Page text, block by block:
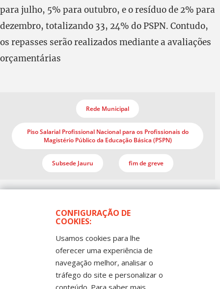
CONFIGURAÇÃO DE
COOKIES:
Usamos cookies para lhe
oferecer uma experiência de
navegação melhor, analisar o
tráfego do site e personalizar o
conteúdo. Para saber mais
para julho, 5% para outubro, e o resíduo de 2% para
dezembro, totalizando 33, 24% do PSPN. Contudo,
os repasses serão realizados mediante a avaliações
orçamentárias
Rede Municipal
Piso Salarial Profissional Nacional para os Profissionais do
Magistério Público da Educação Básica (PSPN)
Subsede Jauru fim de greve
Todos os Direitos Reservados
Público de Mato Grosso
Rua Mestre João Guimarães, 102 -